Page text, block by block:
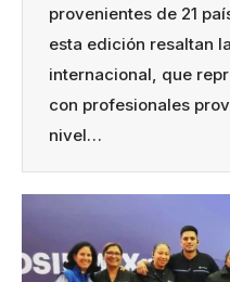
provenientes de 21
esta edición resaltan
internacional, que
con profesionales
nivel…